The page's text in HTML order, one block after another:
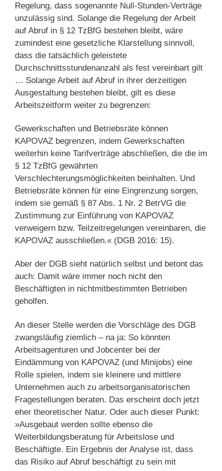
Regelung, dass sogenannte Null-Stunden-Verträge
unzulässig sind. Solange die Regelung der Arbeit
auf Abruf in § 12 TzBfG bestehen bleibt, wäre
zumindest eine gesetzliche Klarstellung sinnvoll,
dass die tatsächlich geleistete
Durchschnittsstundenanzahl als fest vereinbart gilt
… Solange Arbeit auf Abruf in ihrer derzeitigen
Ausgestaltung bestehen bleibt, gilt es diese
Arbeitszeitform weiter zu begrenzen:
Gewerkschaften und Betriebsräte können
KAPOVAZ begrenzen, indem Gewerkschaften
weiterhin keine Tarifverträge abschließen, die die im
§ 12 TzBfG gewährten
Verschlechterungsmöglichkeiten beinhalten. Und
Betriebsräte können für eine Eingrenzung sorgen,
indem sie gemäß § 87 Abs. 1 Nr. 2 BetrVG die
Zustimmung zur Einführung von KAPOVAZ
verweigern bzw. Teilzeitregelungen vereinbaren, die
KAPOVAZ ausschließen.« (DGB 2016: 15).
Aber der DGB sieht natürlich selbst und betont das
auch: Damit wäre immer noch nicht den
Beschäftigten in nichtmitbestimmten Betrieben
geholfen.
An dieser Stelle werden die Vorschläge des DGB
zwangsläufig ziemlich – na ja: So könnten
Arbeitsagenturen und Jobcenter bei der
Eindämmung von KAPOVAZ (und Minijobs) eine
Rolle spielen, indem sie kleinere und mittlere
Unternehmen auch zu arbeitsorganisatorischen
Fragestellungen beraten. Das erscheint doch jetzt
eher theoretischer Natur. Oder auch dieser Punkt:
»Ausgebaut werden sollte ebenso die
Weiterbildungsberatung für Arbeitslose und
Beschäftigte. Ein Ergebnis der Analyse ist, dass
das Risiko auf Abruf beschäftigt zu sein mit